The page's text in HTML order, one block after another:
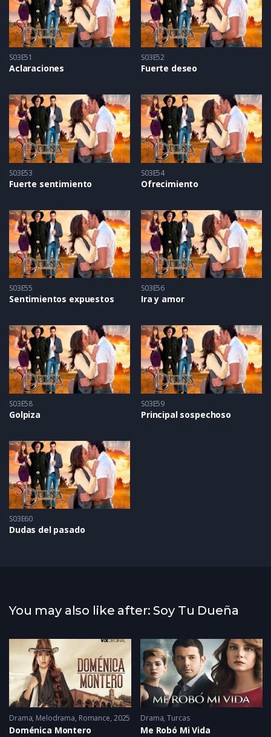
S03E51
Aclaraciones
S03E52
Fuerte deseo
S03E53
Fuerte sentimiento
S03E54
Ofrecimiento
S03E55
Sentimientos expuestos
S03E56
Ira y amor
S03E58
Golpiza
S03E59
Principal sospechoso
S03E60
Dudas del pasado
You may also like after: Soy Tu Dueña
Drama, Melodrama, Romance 2025
Doménica Montero
Drama,Turcas
Me Robó Mi Vida